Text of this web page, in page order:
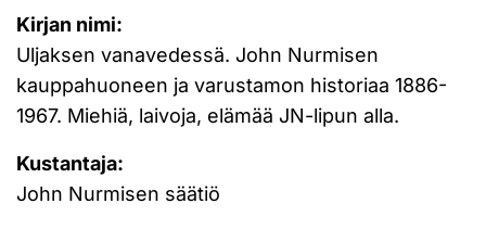
Kirjan nimi:
Uljaksen vanavedessä. John Nurmisen
kauppahuoneen ja varustamon historiaa 1886-
1967. Miehiä, laivoja, elämää JN-lipun alla.
Kustantaja:
John Nurmisen säätiö